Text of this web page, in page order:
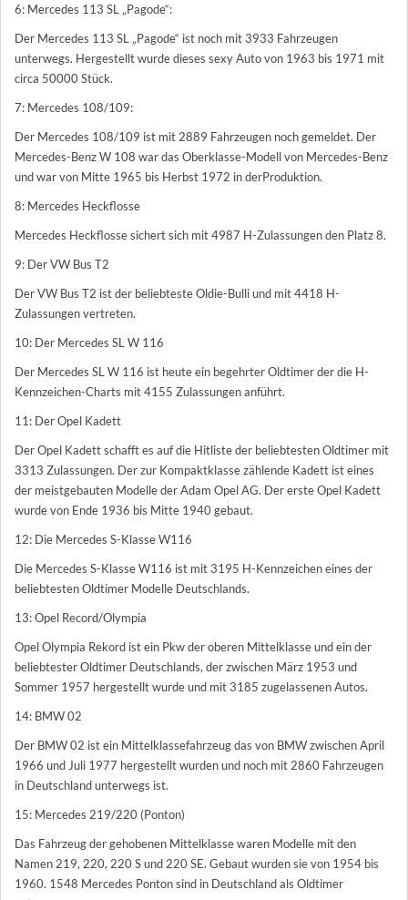
6: Mercedes 113 SL „Pagode“:
Der Mercedes 113 SL „Pagode“ ist noch mit 3933 Fahrzeugen
unterwegs. Hergestellt wurde dieses sexy Auto von 1963 bis 1971 mit
circa 50000 Stück.
7: Mercedes 108/109:
Der Mercedes 108/109 ist mit 2889 Fahrzeugen noch gemeldet. Der
Mercedes-Benz W 108 war das Oberklasse-Modell von Mercedes-Benz
und war von Mitte 1965 bis Herbst 1972 in derProduktion.
8: Mercedes Heckflosse
Mercedes Heckflosse sichert sich mit 4987 H-Zulassungen den Platz 8.
9: Der VW Bus T2
Der VW Bus T2 ist der beliebteste Oldie-Bulli und mit 4418 H-
Zulassungen vertreten.
10: Der Mercedes SL W 116
Der Mercedes SL W 116 ist heute ein begehrter Oldtimer der die H-
Kennzeichen-Charts mit 4155 Zulassungen anführt.
11: Der Opel Kadett
Der Opel Kadett schafft es auf die Hitliste der beliebtesten Oldtimer mit
3313 Zulassungen. Der zur Kompaktklasse zählende Kadett ist eines
der meistgebauten Modelle der Adam Opel AG. Der erste Opel Kadett
wurde von Ende 1936 bis Mitte 1940 gebaut.
12: Die Mercedes S-Klasse W116
Die Mercedes S-Klasse W116 ist mit 3195 H-Kennzeichen eines der
beliebtesten Oldtimer Modelle Deutschlands.
13: Opel Record/Olympia
Opel Olympia Rekord ist ein Pkw der oberen Mittelklasse und ein der
beliebtester Oldtimer Deutschlands, der zwischen März 1953 und
Sommer 1957 hergestellt wurde und mit 3185 zugelassenen Autos.
14: BMW 02
Der BMW 02 ist ein Mittelklassefahrzeug das von BMW zwischen April
1966 und Juli 1977 hergestellt wurden und noch mit 2860 Fahrzeugen
in Deutschland unterwegs ist.
15: Mercedes 219/220 (Ponton)
Das Fahrzeug der gehobenen Mittelklasse waren Modelle mit den
Namen 219, 220, 220 S und 220 SE. Gebaut wurden sie von 1954 bis
1960. 1548 Mercedes Ponton sind in Deutschland als Oldtimer